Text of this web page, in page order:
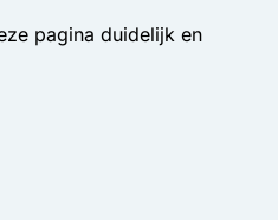
pagina duidelijk en